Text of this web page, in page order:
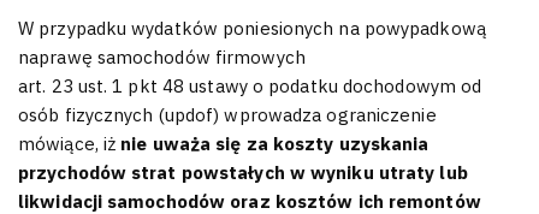
W przypadku wydatków poniesionych na powypadkową
naprawę samochodów firmowych
art. 23 ust. 1 pkt 48 ustawy o podatku dochodowym od
osób fizycznych (updof) wprowadza ograniczenie
mówiące, iż nie uważa się za koszty uzyskania
przychodów strat powstałych w wyniku utraty lub
likwidacji samochodów oraz kosztów ich remontów